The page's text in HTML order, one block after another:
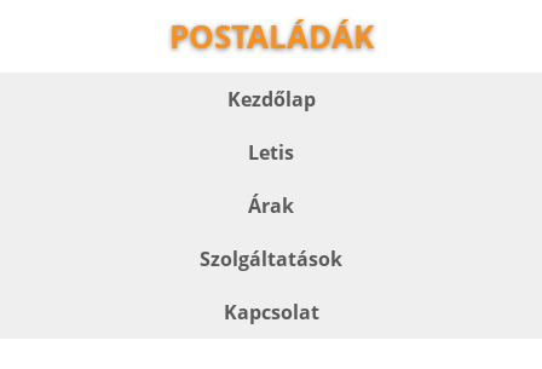
POSTALÁDÁK
Kezdőlap
Letis
Árak
Szolgáltatások
Kapcsolat